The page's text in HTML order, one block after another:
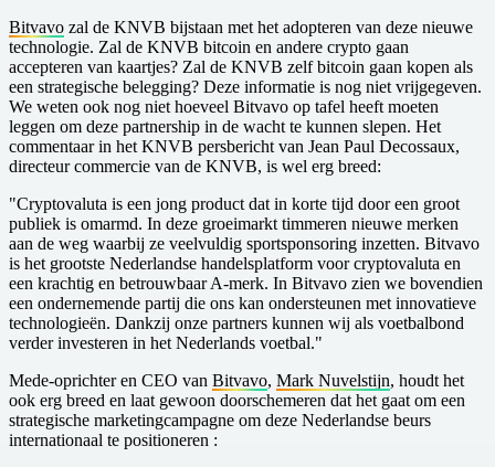
Bitvavo zal de KNVB bijstaan met het adopteren van deze nieuwe
technologie. Zal de KNVB bitcoin en andere crypto gaan
accepteren van kaartjes? Zal de KNVB zelf bitcoin gaan kopen als
een strategische belegging? Deze informatie is nog niet vrijgegeven.
We weten ook nog niet hoeveel Bitvavo op tafel heeft moeten
leggen om deze partnership in de wacht te kunnen slepen. Het
commentaar in het KNVB persbericht van Jean Paul Decossaux,
directeur commercie van de KNVB, is wel erg breed:
"Cryptovaluta is een jong product dat in korte tijd door een groot
publiek is omarmd. In deze groeimarkt timmeren nieuwe merken
aan de weg waarbij ze veelvuldig sportsponsoring inzetten. Bitvavo
is het grootste Nederlandse handelsplatform voor cryptovaluta en
een krachtig en betrouwbaar A-merk. In Bitvavo zien we bovendien
een ondernemende partij die ons kan ondersteunen met innovatieve
technologieën. Dankzij onze partners kunnen wij als voetbalbond
verder investeren in het Nederlands voetbal."
Mede-oprichter en CEO van Bitvavo, Mark Nuvelstijn, houdt het
ook erg breed en laat gewoon doorschemeren dat het gaat om een
strategische marketingcampagne om deze Nederlandse beurs
internationaal te positioneren :